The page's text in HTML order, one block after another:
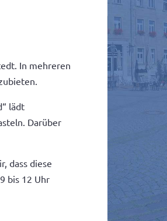
In mehreren
lädt
Darüber
dass diese
bis 12 Uhr